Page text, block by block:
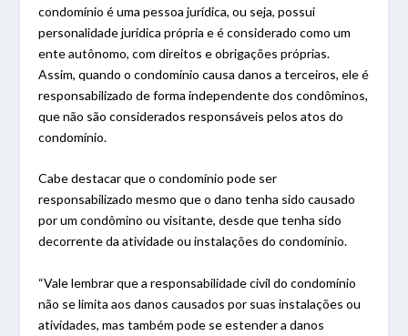
condomínio é uma pessoa jurídica, ou seja, possui
personalidade jurídica própria e é considerado como um
ente autônomo, com direitos e obrigações próprias.
Assim, quando o condomínio causa danos a terceiros, ele é
responsabilizado de forma independente dos condôminos,
que não são considerados responsáveis pelos atos do
condomínio.
Cabe destacar que o condomínio pode ser
responsabilizado mesmo que o dano tenha sido causado
por um condômino ou visitante, desde que tenha sido
decorrente da atividade ou instalações do condomínio.
“Vale lembrar que a responsabilidade civil do condomínio
não se limita aos danos causados por suas instalações ou
atividades, mas também pode se estender a danos